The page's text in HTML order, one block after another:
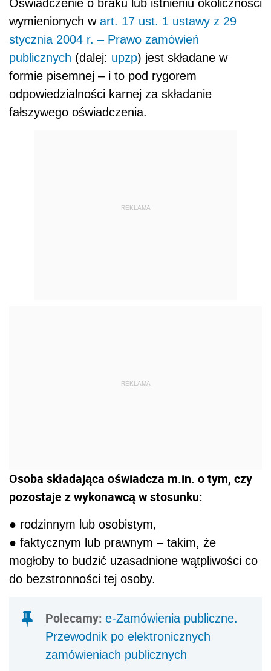
Oświadczenie o braku lub istnieniu okoliczności
wymienionych w art. 17 ust. 1 ustawy z 29
stycznia 2004 r. – Prawo zamówień
publicznych (dalej: upzp) jest składane w
formie pisemnej – i to pod rygorem
odpowiedzialności karnej za składanie
fałszywego oświadczenia.
REKLAMA
REKLAMA
Osoba składająca oświadcza m.in. o tym, czy
pozostaje z wykonawcą w stosunku:
● rodzinnym lub osobistym,
● faktycznym lub prawnym – takim, że
mogłoby to budzić uzasadnione wątpliwości co
do bezstronności tej osoby.
Polecamy: e-Zamówienia publiczne.
Przewodnik po elektronicznych
zamówieniach publicznych